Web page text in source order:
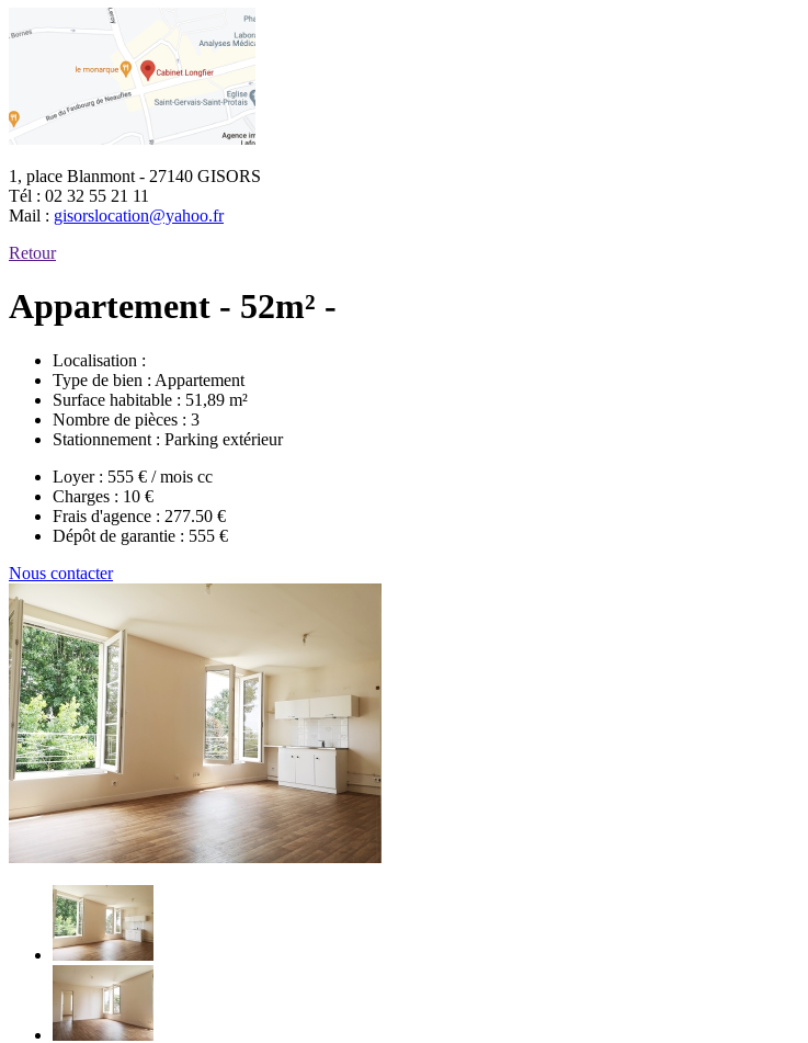
1, place Blanmont - 27140 GISORS
Tél : 02 32 55 21 11
Mail : gisorslocation@yahoo.fr
Retour
Appartement - 52m² -
Localisation :
Type de bien : Appartement
Surface habitable : 51,89 m²
Nombre de pièces : 3
Stationnement : Parking extérieur
Loyer : 555 € / mois cc
Charges : 10 €
Frais d'agence : 277.50 €
Dépôt de garantie : 555 €
Nous contacter